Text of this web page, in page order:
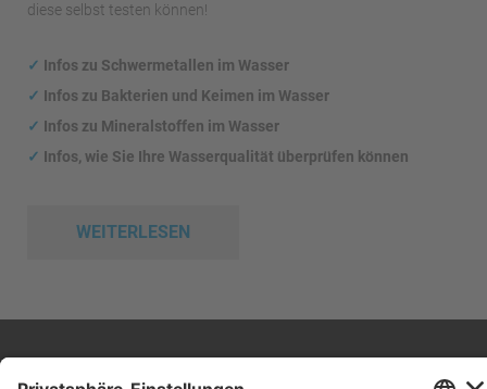
diese selbst testen können!
✓ Infos zu Schwermetallen im Wasser
✓ Infos zu Bakterien und Keimen im Wasser
✓ Infos zu Mineralstoffen im Wasser
✓ Infos, wie Sie Ihre Wasserqualität überprüfen können
WEITERLESEN